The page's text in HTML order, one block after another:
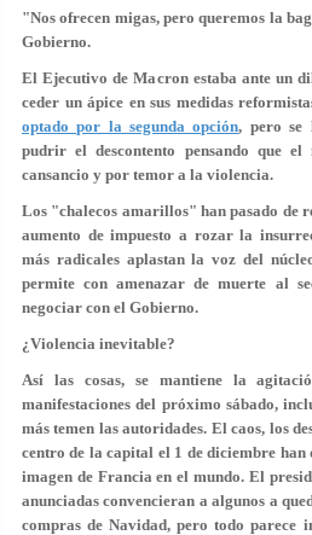
"Nos ofrecen migas, pero queremos la
Gobierno.
El Ejecutivo de Macron estaba ante un
ceder un ápice en sus medidas
optado por la segunda opción, pero se
pudrir el descontento pensando que
cansancio y por temor a la violencia.
Los "chalecos amarillos" han pasado de
aumento de impuesto a rozar la
más radicales aplastan la voz del
permite con amenazar de muerte al
negociar con el Gobierno.
¿Violencia inevitable?
Así las cosas, se mantiene la
manifestaciones del próximo sábado,
más temen las autoridades. El caos, los
centro de la capital el 1 de diciembre
imagen de Francia en el mundo. El
anunciadas convencieran a algunos a
compras de Navidad, pero todo parece